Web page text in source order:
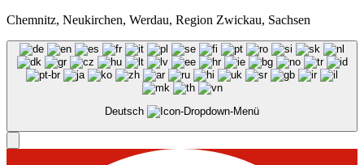
Chemnitz, Neukirchen, Werdau, Region Zwickau, Sachsen
Deutsch